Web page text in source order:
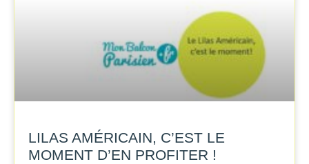
LILAS AMÉRICAIN, C’EST LE
MOMENT D’EN PROFITER !